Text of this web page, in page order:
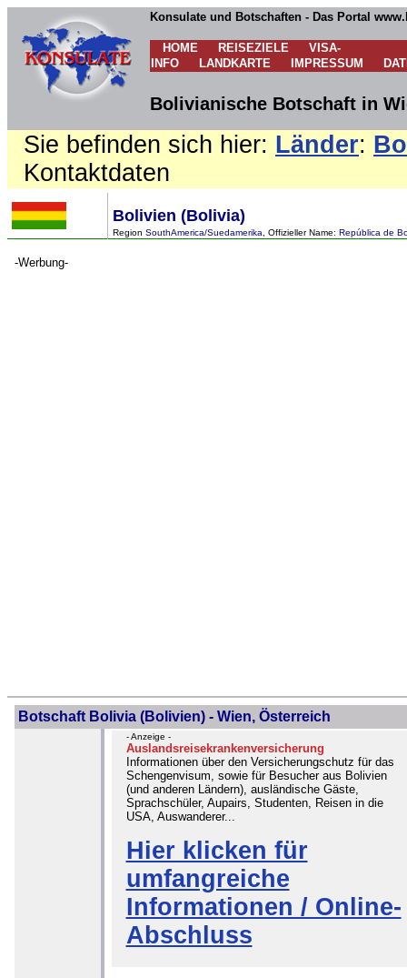
Konsulate und Botschaften - Das Portal
HOME REISEZIELE
VISA-
INFO
LANDKARTE IMPRESSUM
Bolivianische Botschaft in
Sie befinden sich hier: Länder:
Kontaktdaten
Bolivien (Bolivia)
Region SouthAmerica/Suedamerika , Offizieller Name: República de
-Werbung-
Botschaft Bolivia (Bolivien) - Wien, Österreich
- Anzeige -
Auslandsreisekrankenversicherung
Informationen über den Versicherungschutz für das
Schengenvisum, sowie für Besucher aus Bolivien
(und anderen Ländern), ausländische Gäste,
Sprachschüler, Aupairs, Studenten, Reisen in die
USA, Auswanderer...
Hier klicken für
umfangreiche
Informationen / Online-
Abschluss